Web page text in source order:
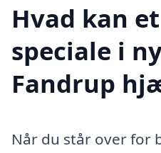
Hvad kan
speciale i
Fandrup
Når du står over for